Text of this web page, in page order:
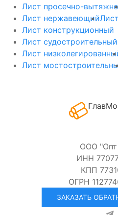
Лист просечно-
Лист нержавеющий
Лист конструкционный
Лист
Лист
Лист
ООО "Опт
ИНН
КПП
ОГРН
ЗАКАЗАТЬ